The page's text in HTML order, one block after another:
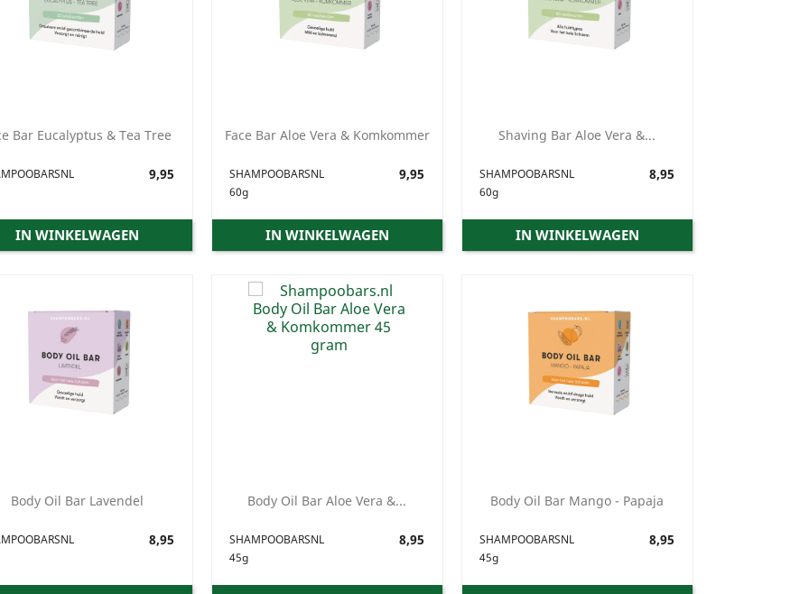
Bar Eucalyptus & Tea Tree
Prijs9,95
IN WINKELWAGEN
Face Bar Aloe Vera & Komkommer
SHAMPOOBARSNL
60g
Prijs9,95
IN WINKELWAGEN
Shaving Bar Aloe Vera &...
SHAMPOOBARSNL
60g
Prijs8,95
IN WINKELWAGEN
Body Oil Bar Lavendel
Prijs8,95
Body Oil Bar Aloe Vera &...
SHAMPOOBARSNL
45g
Prijs8,95
Body Oil Bar Mango - Papaja
SHAMPOOBARSNL
45g
Prijs8,95